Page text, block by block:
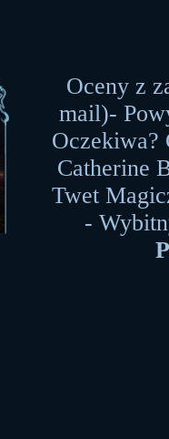
Oceny z
mail)-
Oczekiwa?
Catherine
Twet
-